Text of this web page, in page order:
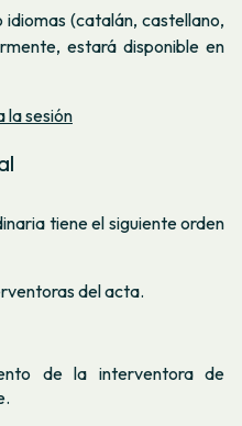
(catalán, castellano,
estará disponible en
la sesión
tiene el siguiente orden
del acta.
de la interventora de